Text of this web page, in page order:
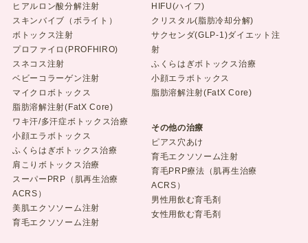
ヒアルロン酸分解注射
スキンバイブ（ボライト）
ボトックス注射
プロファイロ(PROFHIRO)
スネコス注射
ベビーコラーゲン注射
マイクロボトックス
脂肪溶解注射(FatX Core)
ワキ汗/多汗症ボトックス治療
小顔エラボトックス
ふくらはぎボトックス治療
肩こりボトックス治療
スーパーPRP（肌再生治療
ACRS）
美肌エクソソーム注射
育毛エクソソーム注射
HIFU(ハイフ)
クリスタル(脂肪冷却分解)
サクセンダ(GLP-1)ダイエット注
射
ふくらはぎボトックス治療
小顔エラボトックス
脂肪溶解注射(FatX Core)
その他の治療
ピアス穴あけ
育毛エクソソーム注射
育毛PRP療法（肌再生治療
ACRS）
男性用飲む育毛剤
女性用飲む育毛剤